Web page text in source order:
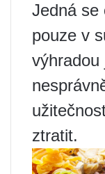
Jedná se
pouze v
výhradou
ztratit.